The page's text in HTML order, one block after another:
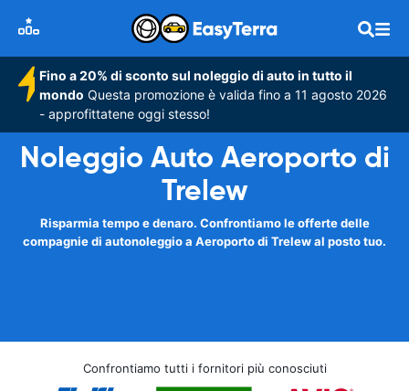
Fino a 20% di sconto sul noleggio di auto in tutto il
mondo Questa promozione è valida fino a 11 agosto 2026
- approfittatene oggi stesso!
Noleggio Auto Aeroporto di
Trelew
Risparmia tempo e denaro. Confrontiamo le offerte delle
compagnie di autonoleggio a Aeroporto di Trelew al posto tuo.
Confrontiamo tutti i fornitori più conosciuti